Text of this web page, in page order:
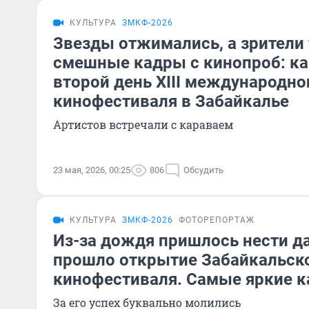
КУЛЬТУРА ЗМКФ-2026
Звезды отжимались, а зрители
смешные кадры с кинопроб:
второй день XIII
кинофестиваля в Забайкалье
Артистов встречали с караваем
23 мая, 2026, 00:25 806 Обсудить
КУЛЬТУРА ЗМКФ-2026 ФОТОРЕПОРТАЖ
Из-за дождя пришлось нести
прошло открытие
кинофестиваля. Самые яркие
За его успех буквально молились